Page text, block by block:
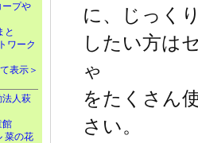
ープや
と
ワーク
表示＞
法人萩
館
菜の花
に、じっく
したい方は
ゃ
をたくさん
さい。